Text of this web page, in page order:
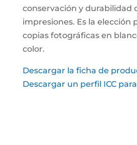
conservación y durabilidad
impresiones. Es la elección
copias fotográficas en
color.
Descargar la ficha de
Descargar un perfil ICC